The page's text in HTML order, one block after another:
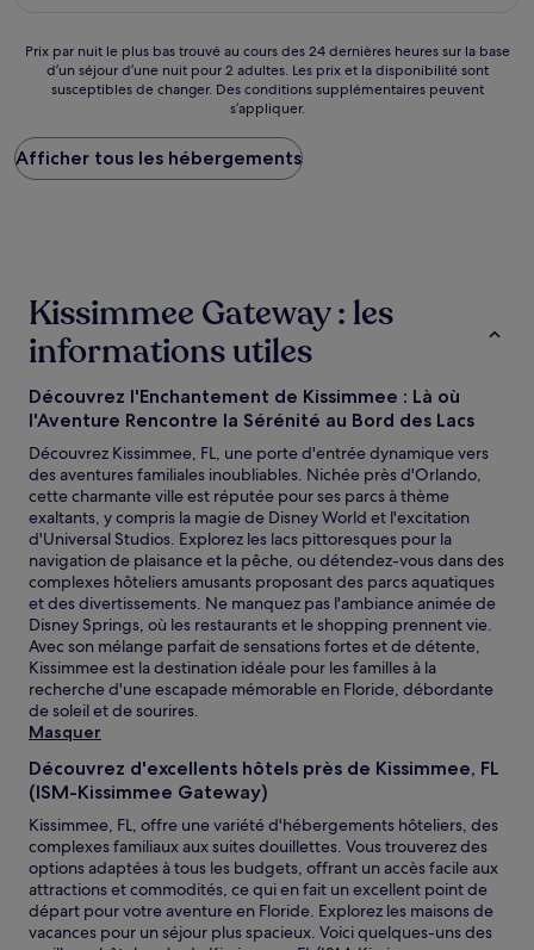
54 €
Prix
plus
bas
trouvé
sur
base
séjour
d’une
pour
2 adultes.
Les
prix
disponibilité
sont
susceptibles
de
changer.
Des
conditions
supplémentaires
peuvent
s’appliquer.
Prix par nuit le plus bas trouvé au cours des 24 dernières heures sur la base
d’un séjour d’une nuit pour 2 adultes. Les prix et la disponibilité sont
susceptibles de changer. Des conditions supplémentaires peuvent
s’appliquer.
Afficher tous les hébergements
Kissimmee Gateway : les
informations utiles
Découvrez l'Enchantement de Kissimmee : Là où
l'Aventure Rencontre la Sérénité au Bord des Lacs
Découvrez Kissimmee, FL, une porte d'entrée dynamique vers
des aventures familiales inoubliables. Nichée près d'Orlando,
cette charmante ville est réputée pour ses parcs à thème
exaltants, y compris la magie de Disney World et l'excitation
d'Universal Studios. Explorez les lacs pittoresques pour la
navigation de plaisance et la pêche, ou détendez-vous dans des
complexes hôteliers amusants proposant des parcs aquatiques
et des divertissements. Ne manquez pas l'ambiance animée de
Disney Springs, où les restaurants et le shopping prennent vie.
Avec son mélange parfait de sensations fortes et de détente,
Kissimmee est la destination idéale pour les familles à la
recherche d'une escapade mémorable en Floride, débordante
de soleil et de sourires.
Masquer
Découvrez d'excellents hôtels près de Kissimmee, FL
(ISM-Kissimmee Gateway)
Kissimmee, FL, offre une variété d'hébergements hôteliers, des
complexes familiaux aux suites douillettes. Vous trouverez des
options adaptées à tous les budgets, offrant un accès facile aux
attractions et commodités, ce qui en fait un excellent point de
départ pour votre aventure en Floride. Explorez les maisons de
vacances pour un séjour plus spacieux. Voici quelques-uns des